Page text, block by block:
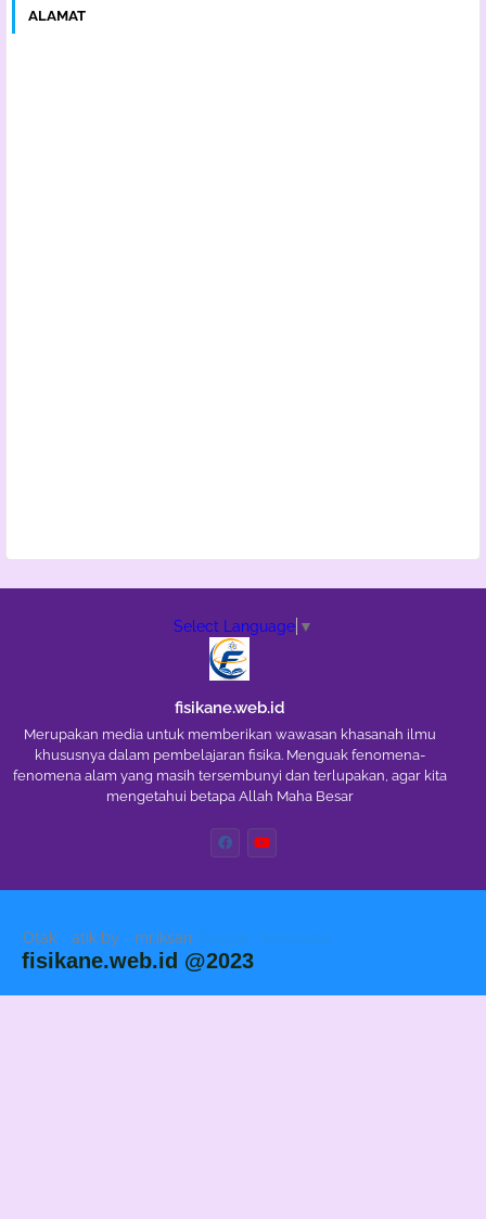
ALAMAT
Select Language ▼
fisikane.web.id
Merupakan media untuk memberikan wawasan khasanah ilmu
khususnya dalam pembelajaran fisika. Menguak fenomena-
fenomena alam yang masih tersembunyi dan terlupakan, agar kita
mengetahui betapa Allah Maha Besar
Otak - atik by - mr.iksan Blogger Templates
fisikane.web.id @2023